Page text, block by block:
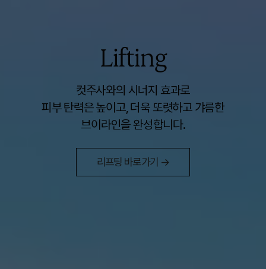
2026.08.01 - 2026.08.31
UP TO 49% OFF
Lifting
컷주사와의 시너지 효과로
피부 탄력은 높이고, 더욱 또렷하고 갸름한
브이라인을 완성합니다.
리프팅 바로가기 →